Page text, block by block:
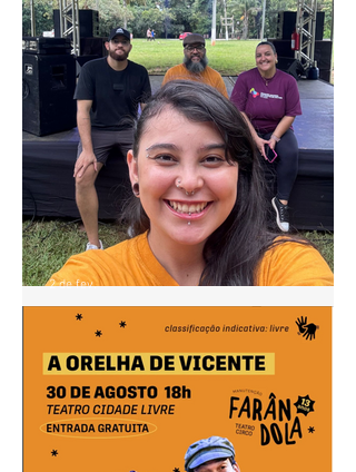
Pontão de Cultura Cidade
Livre acompanha agenda do
"Circula MinC" em Goiás
2 de fev.